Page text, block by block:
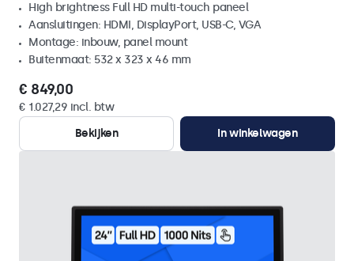
High brightness Full HD multi-touch paneel
Aansluitingen: HDMI, DisplayPort, USB-C, VGA
Montage: inbouw, panel mount
Buitenmaat: 532 x 323 x 46 mm
€ 849,00
€ 1.027,29 incl. btw
Bekijken
In winkelwagen